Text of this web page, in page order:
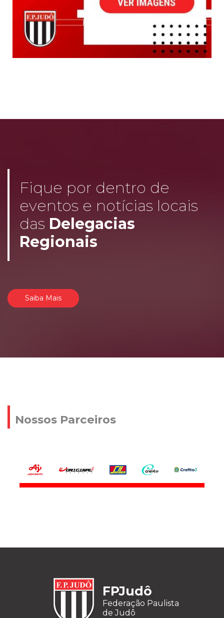
Fique por dentro de
eventos e notícias locais
das Delegacias
Regionais
Saiba Mais
Nossos Parceiros
FPJudô
Federação Paulista
de Judô